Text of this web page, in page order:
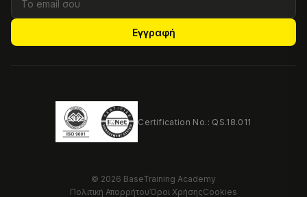
Εγγραφή
Certification No.: QS.18.011
© 2026 BaseTraining Academy
Πολιτική ΑπορρήτουΌροι ΧρήσηςCookies